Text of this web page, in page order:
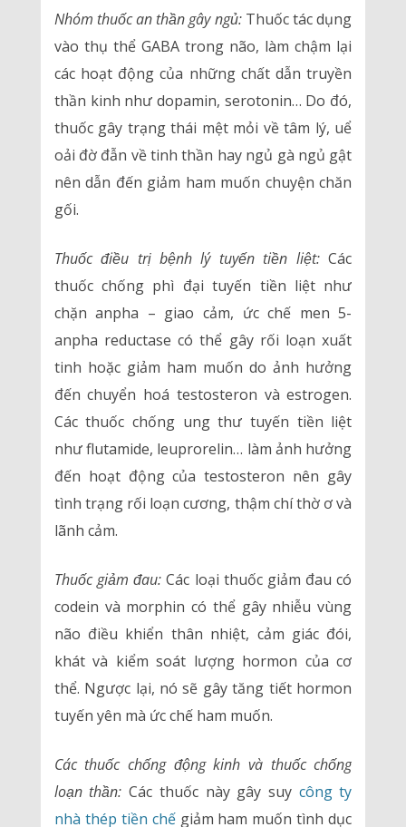
Nhóm thuốc an thần gây ngủ: Thuốc tác dụng
vào thụ thể GABA trong não, làm chậm lại
các hoạt động của những chất dẫn truyền
thần kinh như dopamin, serotonin… Do đó,
thuốc gây trạng thái mệt mỏi về tâm lý, uể
oải đờ đẫn về tinh thần hay ngủ gà ngủ gật
nên dẫn đến giảm ham muốn chuyện chăn
gối.
Thuốc điều trị bệnh lý tuyến tiền liệt:Các
thuốc chống phì đại tuyến tiền liệt như
chặn anpha – giao cảm, ức chế men 5-
anpha reductase có thể gây rối loạn xuất
tinh hoặc giảm ham muốn do ảnh hưởng
đến chuyển hoá testosteron và estrogen.
Các thuốc chống ung thư tuyến tiền liệt
như flutamide, leuprorelin… làm ảnh hưởng
đến hoạt động của testosteron nên gây
tình trạng rối loạn cương, thậm chí thờ ơ và
lãnh cảm.
Thuốc giảm đau:Các loại thuốc giảm đau có
codein và morphin có thể gây nhiễu vùng
não điều khiển thân nhiệt, cảm giác đói,
khát và kiểm soát lượng hormon của cơ
thể. Ngược lại, nó sẽ gây tăng tiết hormon
tuyến yên mà ức chế ham muốn.
Các thuốc chống động kinh và thuốc chống
loạn thần: Các thuốc này gây suy công ty
nhà thép tiền chếgiảm ham muốn tình dục